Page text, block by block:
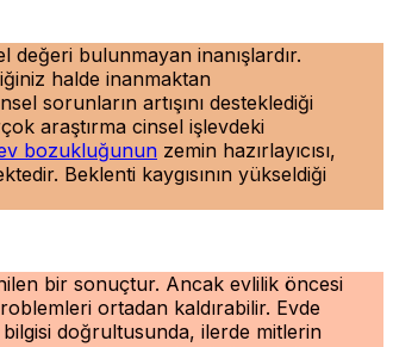
bulunmayan inanışlardır.
halde inanmaktan
sorunların artışını desteklediği
araştırma cinsel işlevdeki
bozukluğunun zemin hazırlayıcısı,
Beklenti kaygısının yükseldiği
bir sonuçtur. Ancak evlilik öncesi
ortadan kaldırabilir. Evde
doğrultusunda, ilerde mitlerin